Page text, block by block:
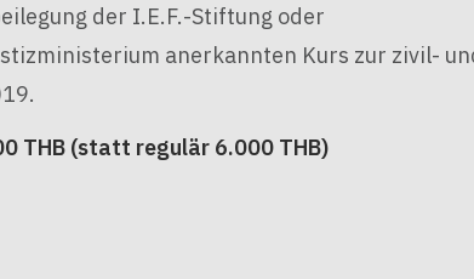
der I.E.F.-Stiftung oder
anerkannten Kurs zur zivil-
THB (statt regulär 6.000 THB)